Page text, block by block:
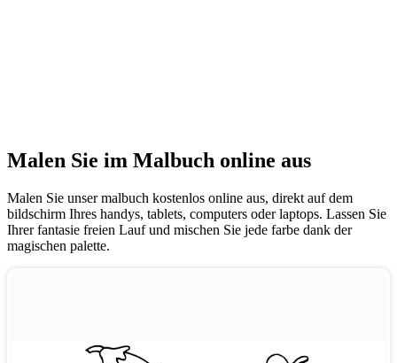
Malen Sie im Malbuch online aus
Malen Sie unser malbuch kostenlos online aus, direkt auf dem
bildschirm Ihres handys, tablets, computers oder laptops. Lassen Sie
Ihrer fantasie freien Lauf und mischen Sie jede farbe dank der
magischen palette.